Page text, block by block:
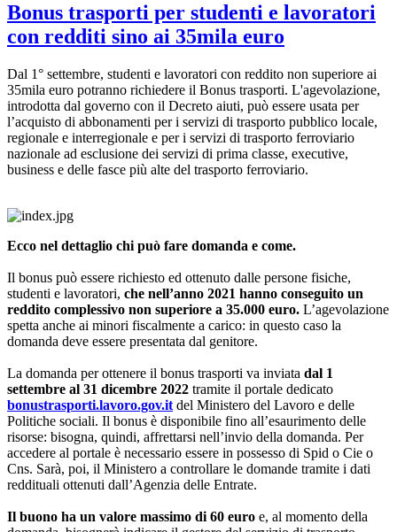
Bonus trasporti per studenti e lavoratori
con redditi sino ai 35mila euro
Dal 1° settembre, studenti e lavoratori con reddito non superiore ai
35mila euro potranno richiedere il Bonus trasporti. L'agevolazione,
introdotta dal governo con il Decreto aiuti, può essere usata per
l’acquisto di abbonamenti per i servizi di trasporto pubblico locale,
regionale e interregionale e per i servizi di trasporto ferroviario
nazionale ad esclusione dei servizi di prima classe, executive,
business e delle fasce più alte del trasporto ferroviario.
Ecco nel dettaglio chi può fare domanda e come.
Il bonus può essere richiesto ed ottenuto dalle persone fisiche,
studenti e lavoratori, che nell’anno 2021 hanno conseguito un
reddito complessivo non superiore a 35.000 euro. L’agevolazione
spetta anche ai minori fiscalmente a carico: in questo caso la
domanda deve essere presentata dal genitore.
La domanda per ottenere il bonus trasporti va inviata dal 1
settembre al 31 dicembre 2022 tramite il portale dedicato
bonustrasporti.lavoro.gov.it del Ministero del Lavoro e delle
Politiche sociali. Il bonus è disponibile fino all’esaurimento delle
risorse: bisogna, quindi, affrettarsi nell’invio della domanda. Per
accedere al portale è necessario essere in possesso di Spid o Cie o
Cns. Sarà, poi, il Ministero a controllare le domande tramite i dati
reddituali ottenuti dall’Agenzia delle Entrate.
Il buono ha un valore massimo di 60 euro e, al momento della